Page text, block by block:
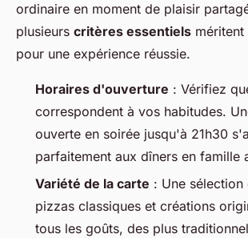
ordinaire en moment de plaisir
plusieurs critères essentiels
pour une expérience réussie.
Horaires d'ouverture : Vérifiez
correspondent à vos habitudes.
ouverte en soirée jusqu'à 21h30
parfaitement aux dîners en famille
Variété de la carte : Une
pizzas classiques et créations
tous les goûts, des plus